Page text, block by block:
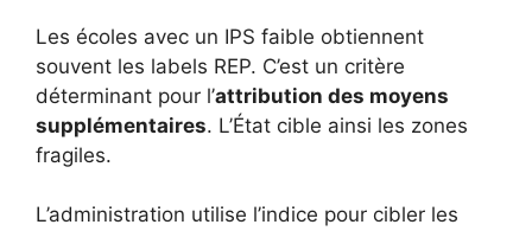
Les écoles avec un IPS faible obtiennent
souvent les labels REP. C’est un critère
déterminant pour l’attribution des moyens
supplémentaires. L’État cible ainsi les zones
fragiles.
L’administration utilise l’indice pour cibler les